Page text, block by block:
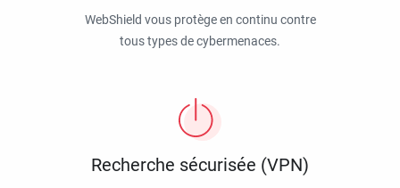
WebShield vous protège en continu contre
tous types de cybermenaces.
Recherche sécurisée (VPN)